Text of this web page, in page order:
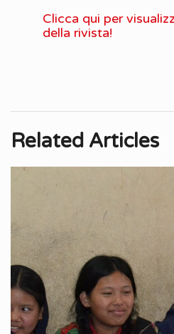
Clicca qui per
della rivista!
Related Articles